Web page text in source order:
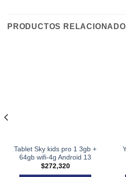
PRODUCTOS
Tablet Sky kids pro 1 3gb +
64gb wifi-4g Android 13
$272,320